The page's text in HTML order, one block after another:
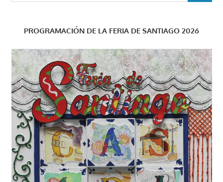
PROGRAMACIÓN DE LA FERIA DE SANTIAGO 2026